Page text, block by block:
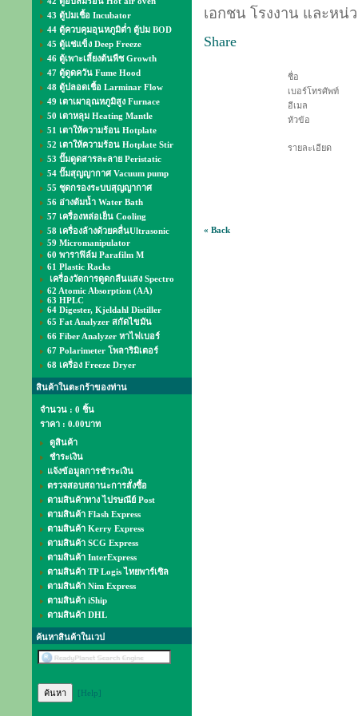
43 ตู้บ่มเชื้อ Incubator
44 ตู้ควบคุมอุนหภูมิต่ำ ตู้บ่ม BOD
45 ตู้แช่แข็ง Deep Freeze
46 ตู้เพาะเลี้ยงต้นพืช Growth
47 ตู้ดูดควัน Fume Hood
48 ตู้ปลอดเชื้อ Larminar Flow
49 เตาเผาอุณหภูมิสูง Furnace
50 เตาหลุม Heating Mantle
51 เตาให้ความร้อน Hotplate
52 เตาให้ความร้อน Hotplate Stir
53 ปั๊มดูดสารละลาย Peristatic
54 ปั๊มสุญญากาศ Vacuum pump
55 ชุดกรองระบบสุญญากาศ
56 อ่างต้มน้ำ Water Bath
57 เครื่องหล่อเย็น Cooling
58 เครื่องล้างด้วยคลื่นUltrasonic
59 Micromanipulator
60 พาราฟิล์ม Parafilm M
61 Plastic Racks
เครื่องวัดการดูดกลืนแสง Spectro
62 Atomic Absorption (AA)
63 HPLC
64 Digester, Kjeldahl Distiller
65 Fat Analyzer สกัดไขมัน
66 Fiber Analyzer หาไฟเบอร์
67 Polarimeter โพลาริมิเตอร์
68 เครื่อง Freeze Dryer
สินค้าในตะกร้าของท่าน
จำนวน : 0 ชิ้น
ราคา : 0.00บาท
ดูสินค้า
ชำระเงิน
แจ้งข้อมูลการชำระเงิน
ตรวจสอบสถานะการสั่งซื้อ
ตามสินค้าทาง ไปรษณีย์ Post
ตามสินค้า Flash Express
ตามสินค้า Kerry Express
ตามสินค้า SCG Express
ตามสินค้า InterExpress
ตามสินค้า TP Logis ไทยพาร์เซิล
ตามสินค้า Nim Express
ตามสินค้า iShip
ตามสินค้า DHL
ค้นหาสินค้าในเวป
[Help]
เอกชน โรงงาน และหน่
Share
ชื่อ
เบอร์โทรศัพท์
อีเมล
หัวข้อ
รายละเอียด
« Back